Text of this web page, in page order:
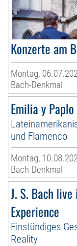
Konzerte am
Montag,
Bach-Denkmal
Emilia y
und Flamenco
Montag,
Bach-Denkmal
J. S. Bach
Experience
Einstündiges
Reality